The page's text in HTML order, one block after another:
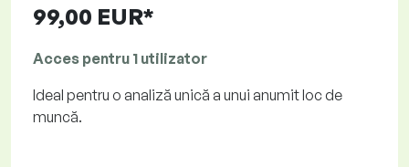
99,00 EUR*
Acces pentru 1 utilizator
Ideal pentru o analiză unică a unui anumit loc de
muncă.